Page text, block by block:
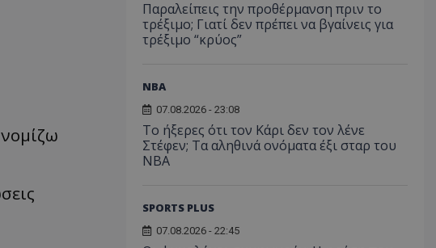
Παραλείπεις την προθέρμανση πριν το
τρέξιμο; Γιατί δεν πρέπει να βγαίνεις για
τρέξιμο “κρύος”
NBA
07.08.2026 - 23:08
Το ήξερες ότι τον Κάρι δεν τον λένε
Στέφεν; Τα αληθινά ονόματα έξι σταρ του
NBA
SPORTS PLUS
07.08.2026 - 22:45